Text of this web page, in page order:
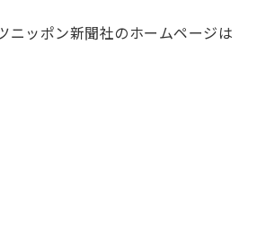
ニッポン新聞社のホームページは